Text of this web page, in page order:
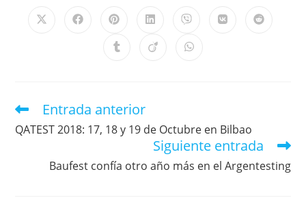
Entrada anterior
QATEST 2018: 17, 18 y 19 de Octubre en Bilbao
Siguiente entrada
Baufest confía otro año más en el Argentesting